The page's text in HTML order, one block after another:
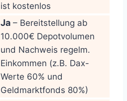
ist kostenlos
Ja – Bereitstellung ab
10.000€ Depotvolumen
und Nachweis regelm.
Einkommen (z.B. Dax-
Werte 60% und
Geldmarktfonds 80%)